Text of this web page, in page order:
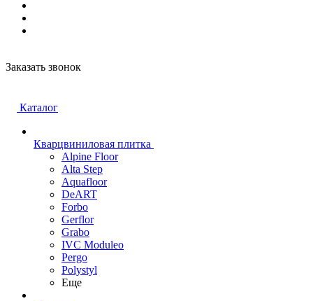
Заказать звонок
Каталог
Кварцвиниловая плитка
Alpine Floor
Alta Step
Aquafloor
DeART
Forbo
Gerflor
Grabo
IVC Moduleo
Pergo
Polystyl
Еще